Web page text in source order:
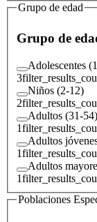
Grupo de edad
Grupo de
Adolescentes
3
Niños (2-12)
2
Adultos (31-54)
1
Adultos
1
Adultos
1
Poblaciones